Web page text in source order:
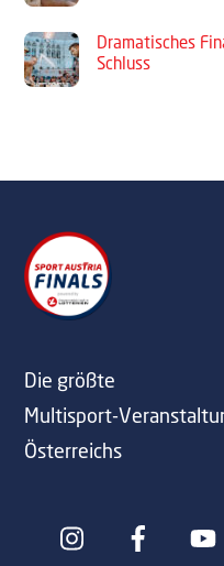
Dramatisches
Schluss
Die größte
Multisport-
Österreichs
Icon
Icon